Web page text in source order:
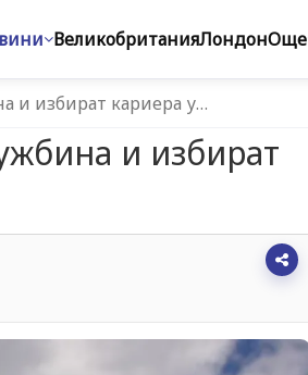
ВеликобританияЛондонОще
и избират кариера у…
и избират